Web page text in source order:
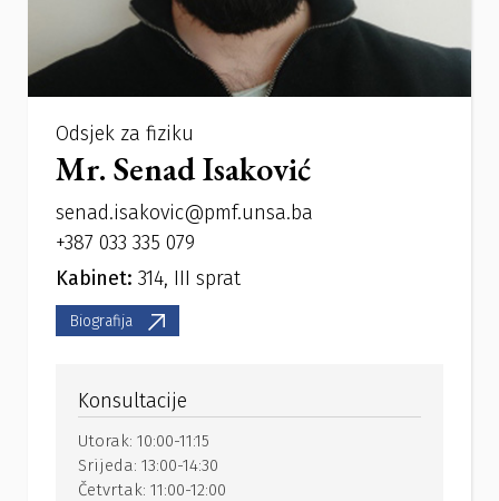
Odsjek za fiziku
Mr. Senad Isaković
senad.isakovic@pmf.unsa.ba
+387 033 335 079
Kabinet: 314, III sprat
Biografija
Konsultacije
Utorak: 10:00-11:15
Srijeda: 13:00-14:30
Četvrtak: 11:00-12:00